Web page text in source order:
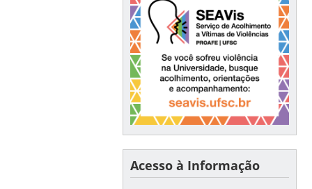
Acesso à Informação